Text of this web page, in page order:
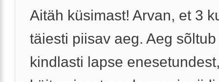
Aitäh küsimast! Arvan, et 3
täiesti piisav aeg. Aeg
kindlasti lapse